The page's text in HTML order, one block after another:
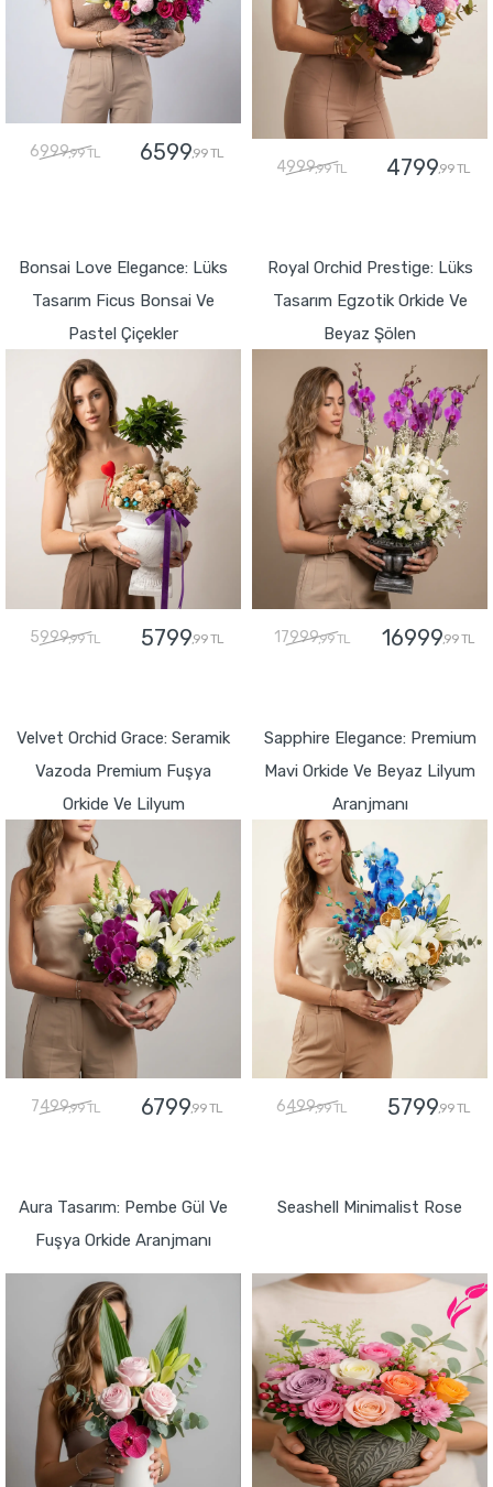
6999,99 TL 6599,99 TL
4999,99 TL 4799,99 TL
Bonsai Love Elegance: Lüks
Tasarım Ficus Bonsai Ve
Pastel Çiçekler
5999,99 TL 5799,99 TL
Royal Orchid Prestige: Lüks
Tasarım Egzotik Orkide Ve
Beyaz Şölen
17999,99 TL 16999,99 TL
Velvet Orchid Grace: Seramik
Vazoda Premium Fuşya
Orkide Ve Lilyum
7499,99 TL 6799,99 TL
Sapphire Elegance: Premium
Mavi Orkide Ve Beyaz Lilyum
Aranjmanı
6499,99 TL 5799,99 TL
Aura Tasarım: Pembe Gül Ve
Fuşya Orkide Aranjmanı
Seashell Minimalist Rose